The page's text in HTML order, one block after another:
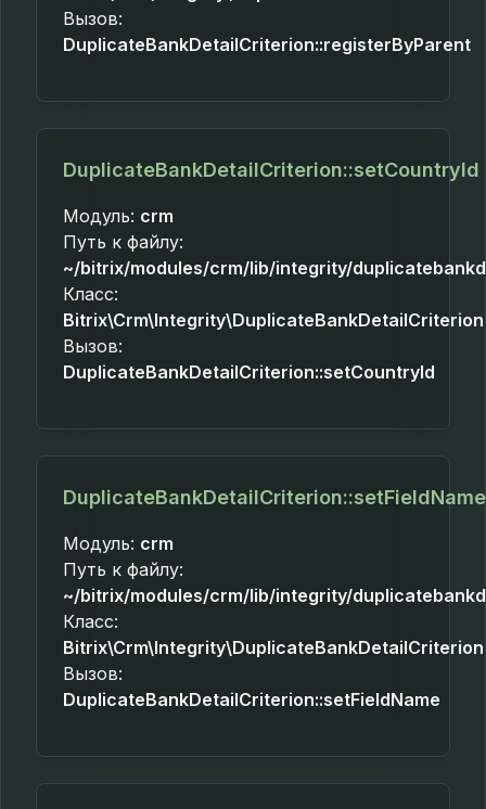
Вызов:
DuplicateBankDetailCriterion::registerByParent
DuplicateBankDetailCriterion::setCountryId
Модуль: crm
Путь к файлу:
~/bitrix/modules/crm/lib/integrity/
Класс:
Bitrix\Crm\Integrity\DuplicateBankDetailCriterion
Вызов:
DuplicateBankDetailCriterion::setCountryId
DuplicateBankDetailCriterion::setFieldName
Модуль: crm
Путь к файлу:
~/bitrix/modules/crm/lib/integrity/
Класс:
Bitrix\Crm\Integrity\DuplicateBankDetailCriterion
Вызов:
DuplicateBankDetailCriterion::setFieldName